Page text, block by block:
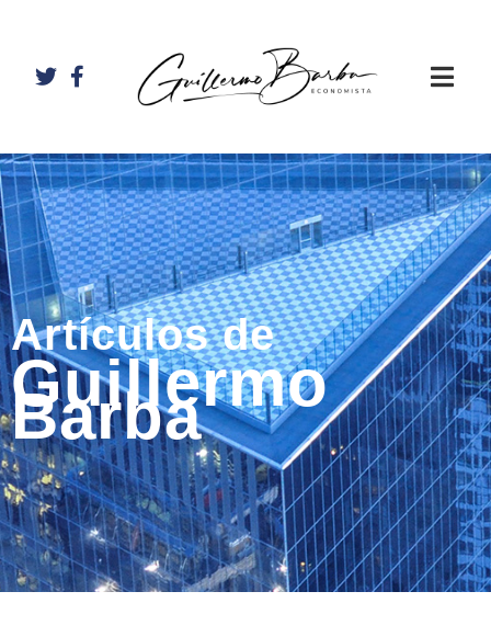
Artículos de
Guillermo
Barba